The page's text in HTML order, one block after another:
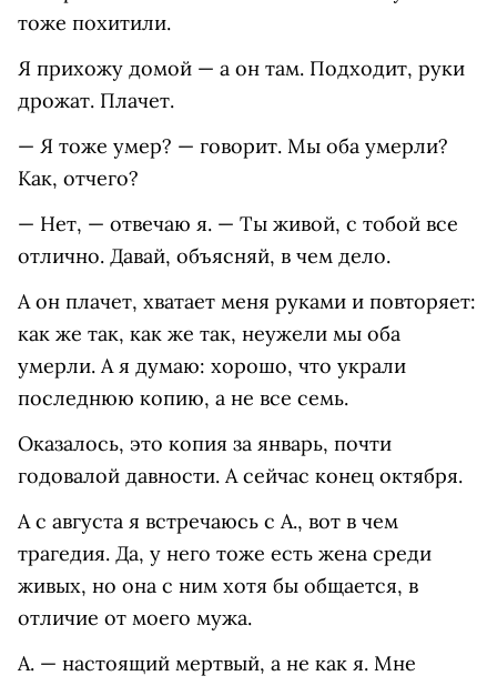
тоже похитили.
Я прихожу домой — а он там. Подходит, руки
дрожат. Плачет.
— Я тоже умер? — говорит. Мы оба умерли?
Как, отчего?
— Нет, — отвечаю я. — Ты живой, с тобой все
отлично. Давай, объясняй, в чем дело.
А он плачет, хватает меня руками и повторяет:
как же так, как же так, неужели мы оба
умерли. А я думаю: хорошо, что украли
последнюю копию, а не все семь.
Оказалось, это копия за январь, почти
годовалой давности. А сейчас конец октября.
А с августа я встречаюсь с А., вот в чем
трагедия. Да, у него тоже есть жена среди
живых, но она с ним хотя бы общается, в
отличие от моего мужа.
А. — настоящий мертвый, а не как я. Мне